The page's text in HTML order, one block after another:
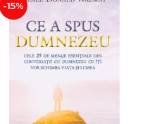
-15%